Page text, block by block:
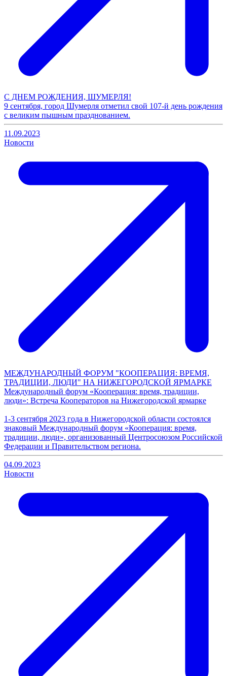
С ДНЕМ РОЖДЕНИЯ, ШУМЕРЛЯ!
9 сентября, город Шумерля отметил свой 107-й день рождения
с великим пышным празднованием.
11.09.2023
Новости
МЕЖДУНАРОДНЫЙ ФОРУМ "КООПЕРАЦИЯ: ВРЕМЯ,
ТРАДИЦИИ, ЛЮДИ" НА НИЖЕГОРОДСКОЙ ЯРМАРКЕ
Международный форум «Кооперация: время, традиции,
люди»: Встреча Кооператоров на Нижегородской ярмарке
1-3 сентября 2023 года в Нижегородской области состоялся
знаковый Международный форум «Кооперация: время,
традиции, люди», организованный Центросоюзом Российской
Федерации и Правительством региона.
04.09.2023
Новости